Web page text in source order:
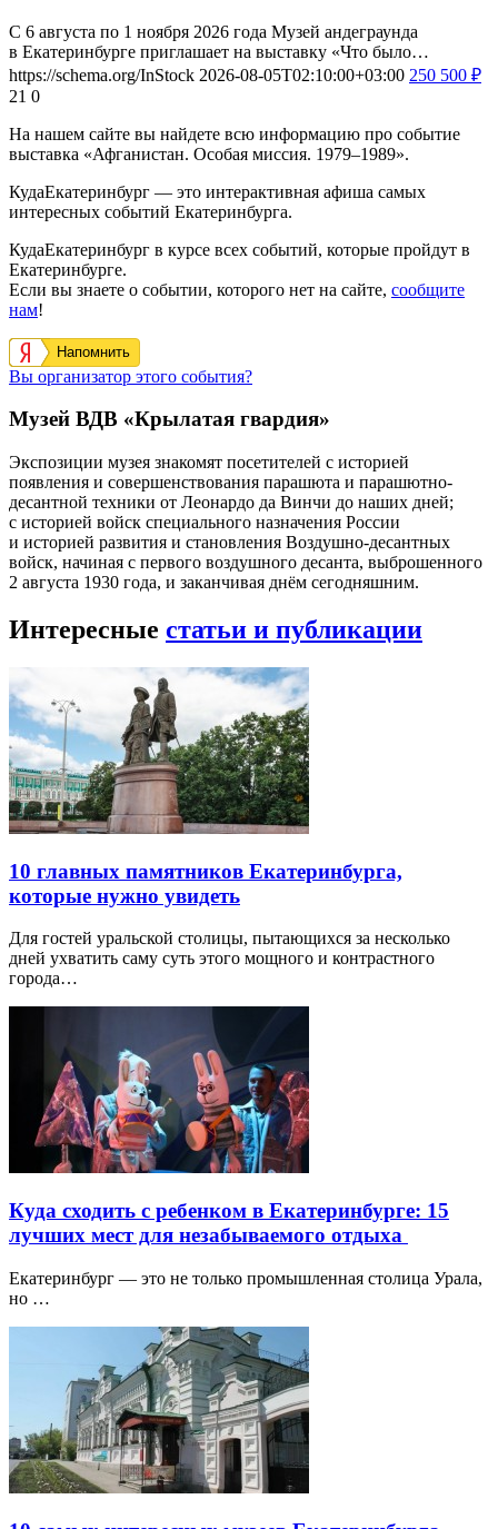
С 6 августа по 1 ноября 2026 года Музей андеграунда
в Екатеринбурге приглашает на выставку «Что было…
https://schema.org/InStock 2026-08-05T02:10:00+03:00 250 500 ₽
21 0
На нашем сайте вы найдете всю информацию про событие
выставка «Афганистан. Особая миссия. 1979–1989».
КудаЕкатеринбург — это интерактивная афиша самых
интересных событий Екатеринбурга.
КудаЕкатеринбург в курсе всех событий, которые пройдут в
Екатеринбурге.
Если вы знаете о событии, которого нет на сайте, сообщите
нам!
Напомнить
Вы организатор этого события?
Музей ВДВ «Крылатая гвардия»
Экспозиции музея знакомят посетителей с историей
появления и совершенствования парашюта и парашютно-
десантной техники от Леонардо да Винчи до наших дней;
с историей войск специального назначения России
и историей развития и становления Воздушно-десантных
войск, начиная с первого воздушного десанта, выброшенного
2 августа 1930 года, и заканчивая днём сегодняшним.
Интересные статьи и публикации
10 главных памятников Екатеринбурга,
которые нужно увидеть
Для гостей уральской столицы, пытающихся за несколько
дней ухватить саму суть этого мощного и контрастного
города…
Куда сходить с ребенком в Екатеринбурге: 15
лучших мест для незабываемого отдыха
Екатеринбург — это не только промышленная столица Урала,
но …